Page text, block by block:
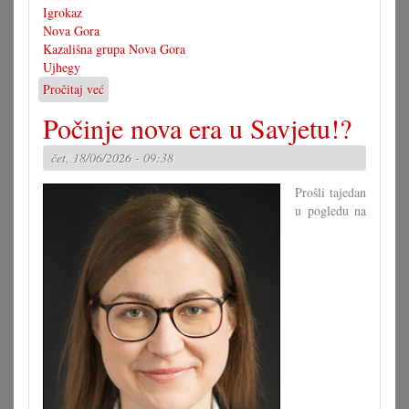
Igrokaz
Nova Gora
Kazališna grupa Nova Gora
Ujhegy
Pročitaj već
Uj
kako
je
nastala
Nova
Gora
Počinje nova era u Savjetu!?
čet, 18/06/2026 - 09:38
Prošli tajedan
u pogledu na